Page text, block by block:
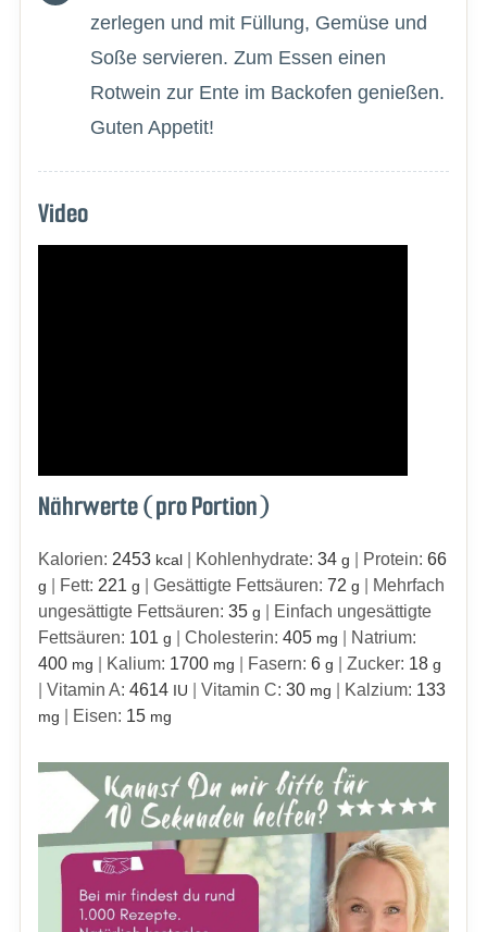
zerlegen und mit Füllung, Gemüse und
Soße servieren. Zum Essen einen
Rotwein zur Ente im Backofen genießen.
Guten Appetit!
Video
Nährwerte (pro Portion)
Kalorien: 2453 kcal| Kohlenhydrate: 34 g Protein: 66
g Fett: 221 g Gesättigte Fettsäuren: 72 g
Mehrfach
ungesättigte Fettsäuren: 35 g
Einfach ungesättigte
Fettsäuren: 101 g Cholesterin: 405 mg
Natrium:
400 mg Kalium: 1700 mg Fasern: 6 g Zucker: 18 g
Vitamin A: 4614 IU Vitamin C: 30 mg Kalzium: 133
mg Eisen: 15 mg